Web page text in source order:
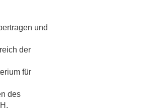
und
der
für
des